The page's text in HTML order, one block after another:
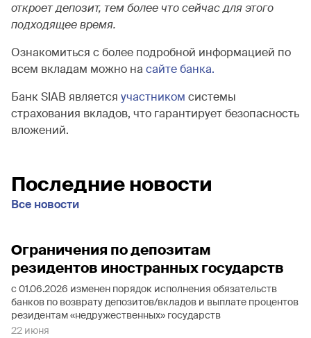
откроет депозит, тем более что сейчас для этого
подходящее время.
Ознакомиться с более подробной информацией по
всем вкладам можно на сайте банка.
Банк SIAB является участником системы
страхования вкладов, что гарантирует безопасность
вложений.
Последние новости
Все новости
Ограничения по депозитам
резидентов иностранных государств
с 01.06.2026 изменен порядок исполнения обязательств
банков по возврату депозитов/вкладов и выплате процентов
резидентам «недружественных» государств
22 июня